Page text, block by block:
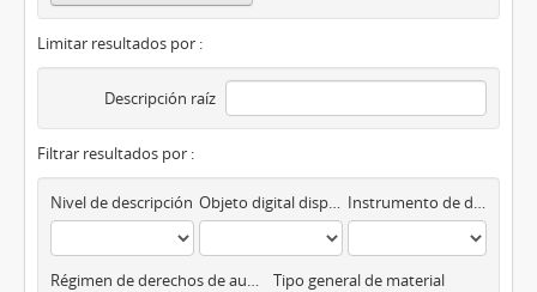
Limitar resultados por :
Descripción raíz
Filtrar resultados por :
Nivel de descripción Objeto digital disponibles Instrumento de descripción
Régimen de derechos de autor Tipo general de material